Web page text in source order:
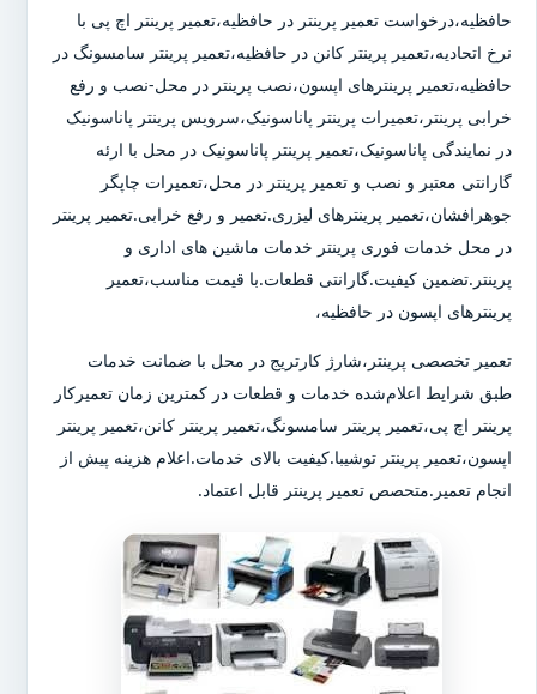
حافظیه،درخواست تعمیر پرینتر در حافظیه،تعمیر پرینتر اچ پی با
نرخ اتحادیه،تعمیر پرینتر کانن در حافظیه،تعمیر پرینتر سامسونگ در
حافظیه،تعمیر پرینترهای اپسون،نصب پرینتر در محل-نصب و رفع
خرابی پرینتر،تعمیرات پرینتر پاناسونیک،سرویس پرینتر پاناسونیک
در نمایندگی پاناسونیک،تعمیر پرینتر پاناسونیک در محل با ارئه
گارانتی معتبر و نصب و تعمیر پرینتر در محل،تعمیرات چاپگر
جوهرافشان،تعمیر پرینترهای لیزری.تعمیر و رفع خرابی.تعمیر پرینتر
در محل خدمات فوری پرینتر خدمات ماشین های اداری و
پرینتر.تضمین کیفیت.گارانتی قطعات.با قیمت مناسب،تعمیر
پرینترهای اپسون در حافظیه،
تعمیر تخصصی پرینتر،شارژ کارتریج در محل با ضمانت خدمات
طبق شرایط اعلام‌شده خدمات و قطعات در کمترین زمان تعمیرکار
پرینتر اچ پی،تعمیر پرینتر سامسونگ،تعمیر پرینتر کانن،تعمیر پرینتر
اپسون،تعمیر پرینتر توشیبا.کیفیت بالای خدمات.اعلام هزینه پیش از
انجام تعمیر.متحصص تعمیر پرینتر قابل اعتماد.